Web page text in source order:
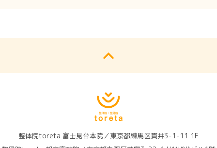
整体院toreta 富士見台本院／東京都練馬区貫井3-1-11 1F